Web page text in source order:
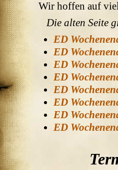
Wir hoffen auf
Die alten Seite
ED
ED
ED
ED
ED
ED
ED
ED